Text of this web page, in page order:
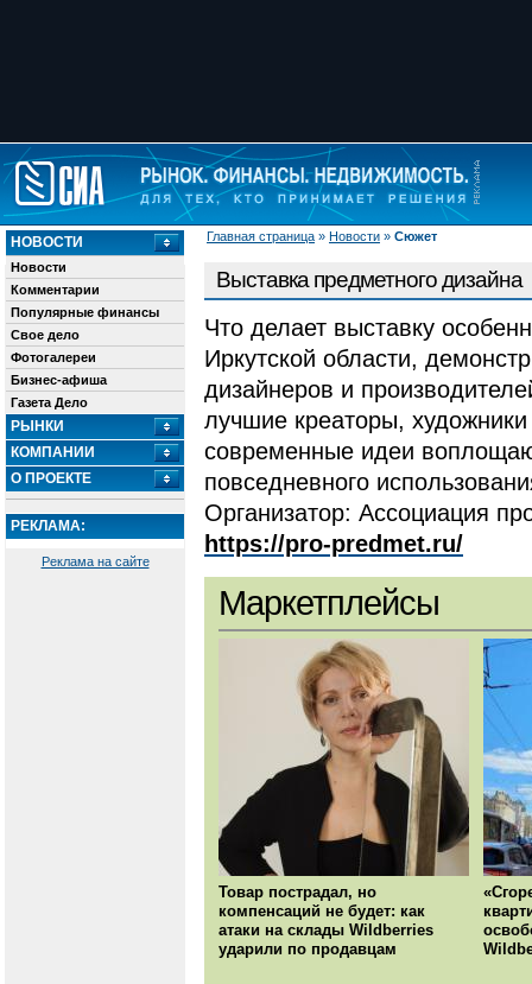
Главная страница » Новости » Сюжет
НОВОСТИ
Новости
Комментарии
Популярные финансы
Свое дело
Фотогалереи
Бизнес-афиша
Газета Дело
РЫНКИ
КОМПАНИИ
О ПРОЕКТЕ
РЕКЛАМА:
Реклама на сайте
Выставка предметного дизайна
Что делает выставку
Иркутской области,
дизайнеров и
лучшие креаторы,
современные идеи
повседневного
Организатор: Ассоциация
https://pro-predmet.ru/
Маркетплейсы
Товар пострадал, но
компенсаций не будет: как
атаки на склады Wildberries
ударили по продавцам